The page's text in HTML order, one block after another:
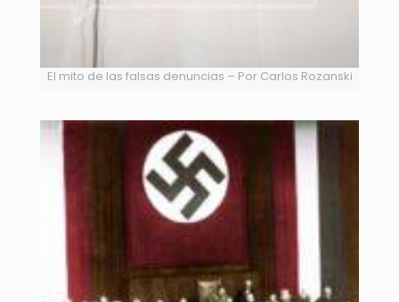
El mito de las falsas denuncias – Por Carlos Rozanski